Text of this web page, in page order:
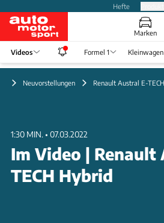
Hefte
Marken
Videos Formel 1 Kleinwagen
Neuvorstellungen Renault Austral E-
1:30 MIN. • 07.03.2022
Im Video | Renault
TECH Hybrid